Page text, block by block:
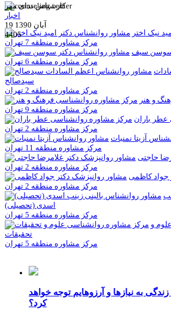
کارشناس ندای مهر
اخبار
19 آبان 1390
4405
نیک اختر
مرکز مشاوره منطقه 7 تهران
سوسن سيف
مرکز مشاوره منطقه 6 تهران
سیدصالح
مرکز مشاوره منطقه 2 تهران
و هنر
مرکز مشاوره منطقه 9 تهران
عطر باران
مرکز مشاوره منطقه 2 تهران
آزیتا نمنبات
مرکز مشاوره منطقه 11 تهران
حاجتی
مرکز مشاوره منطقه 2 تهران
جواد کاظمی
مرکز مشاوره منطقه 2 تهران
اسدی (تحصیلی)
مرکز مشاوره منطقه 5 تهران
و
تحقیقات
مرکز مشاوره منطقه 5 تهران
به نیازها و آرزوهایم توجه خواهد
کرد؟